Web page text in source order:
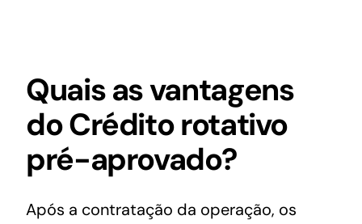
Quais as vantagens
do Crédito rotativo
pré-aprovado?
Após a contratação da operação, os